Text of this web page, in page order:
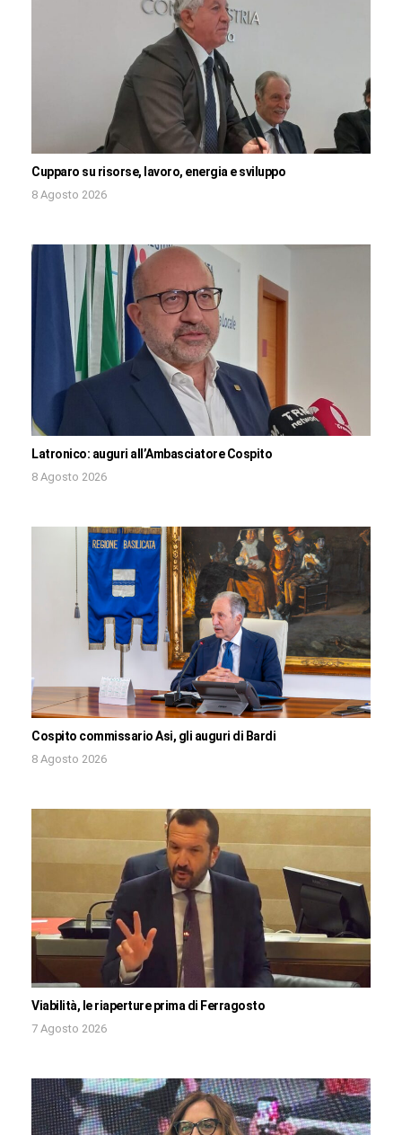
Cupparo su risorse, lavoro, energia e sviluppo
8 Agosto 2026
Latronico: auguri all’Ambasciatore Cospito
8 Agosto 2026
Cospito commissario Asi, gli auguri di Bardi
8 Agosto 2026
Viabilità, le riaperture prima di Ferragosto
7 Agosto 2026